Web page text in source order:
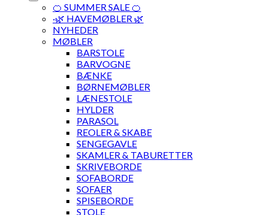
🍊 SUMMER SALE 🍊
·🌿 HAVEMØBLER 🌿
NYHEDER
MØBLER
BARSTOLE
BARVOGNE
BÆNKE
BØRNEMØBLER
LÆNESTOLE
HYLDER
PARASOL
REOLER & SKABE
SENGEGAVLE
SKAMLER & TABURETTER
SKRIVEBORDE
SOFABORDE
SOFAER
SPISEBORDE
STOLE